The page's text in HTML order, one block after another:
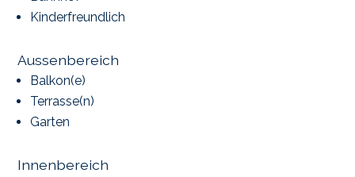
Kinderfreundlich
Aussenbereich
Balkon(e)
Terrasse(n)
Garten
Innenbereich